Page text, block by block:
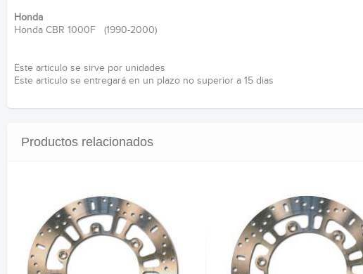
Honda
Honda CBR 1000F (1990-2000)
Este articulo se sirve por unidades
Este articulo se entregará en un plazo no superior a 15 dias
Productos relacionados